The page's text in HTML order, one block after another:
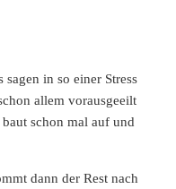
in so einer Stress
allem vorausgeeilt
schon mal auf und
dann der Rest nach